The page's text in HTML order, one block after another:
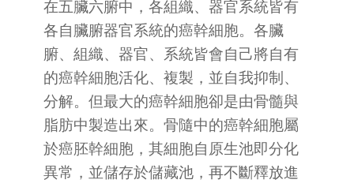
在五臟六腑中，各組織、器官系統皆有
各自臟腑器官系統的癌幹細胞。各臟
腑、組織、器官、系統皆會自己將自有
的癌幹細胞活化、複製，並自我抑制、
分解。但最大的癌幹細胞卻是由骨髓與
脂肪中製造出來。骨隨中的癌幹細胞屬
於癌胚幹細胞，其細胞自原生池即分化
異常，並儲存於儲藏池，再不斷釋放進